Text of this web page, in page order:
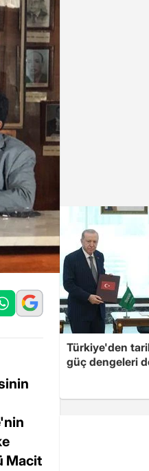
Macit
Türkiye'den
güç dengeleri